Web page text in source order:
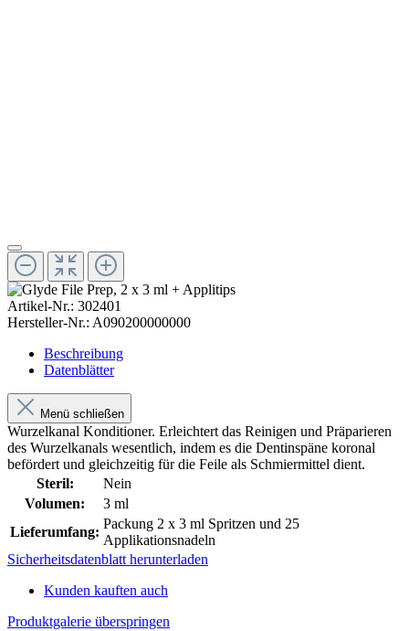
Artikel-Nr.: 302401
Hersteller-Nr.: A090200000000
Beschreibung
Datenblätter
Menü schließen
Wurzelkanal Konditioner. Erleichtert das Reinigen und Präparieren
des Wurzelkanals wesentlich, indem es die Dentinspäne koronal
befördert und gleichzeitig für die Feile als Schmiermittel dient.
Steril:
Nein
Volumen:
3 ml
Lieferumfang:
Packung 2 x 3 ml Spritzen und 25
Applikationsnadeln
Sicherheitsdatenblatt herunterladen
Kunden kauften auch
Produktgalerie überspringen